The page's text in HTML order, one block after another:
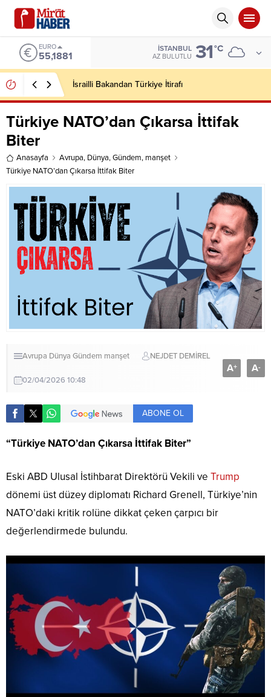
EURO
55,1881
İSTANBUL
AZ BULUTLU 31°C
İsrailli Bakandan Türkiye İtirafı
Türkiye NATO’dan Çıkarsa İttifak
Biter
Anasayfa Avrupa, Dünya,Gündem, manşet
Türkiye NATO’dan Çıkarsa İttifak Biter
Avrupa Dünya Gündem manşet NEJDET DEMİREL
02/04/2026 10:48
A+ A-
ABONE OL
“Türkiye NATO’dan Çıkarsa İttifak Biter”
Eski ABD Ulusal İstihbarat Direktörü Vekili ve Trump
dönemi üst düzey diplomatı Richard Grenell, Türkiye’nin
NATO’daki kritik rolüne dikkat çeken çarpıcı bir
değerlendirmede bulundu.